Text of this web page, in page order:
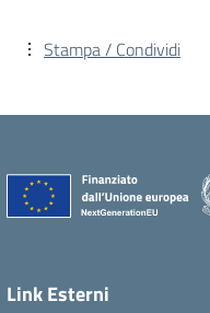
Stampa / Condividi
Link Esterni